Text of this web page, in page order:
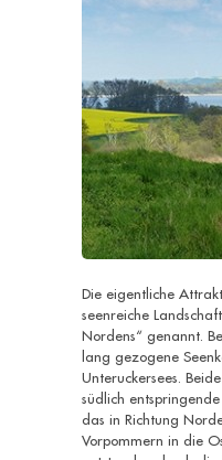
Die eigentliche
seenreiche
Nordens“ genannt.
lang gezogene
Unteruckersees.
südlich entspringende
das in Richtung
Vorpommern in die